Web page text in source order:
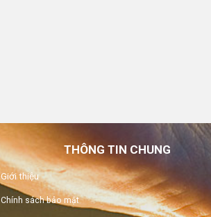
THÔNG TIN CHUNG
Giới thiệu
Chính sách bảo mật